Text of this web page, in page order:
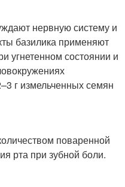
нервную систему и
базилика применяют
угнетенном состоянии и
г измельченных семян
поваренной
рта при зубной боли.